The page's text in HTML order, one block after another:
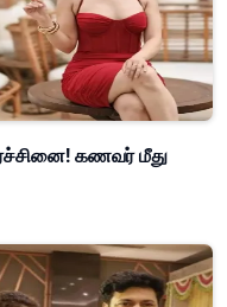
கணவர் மீது